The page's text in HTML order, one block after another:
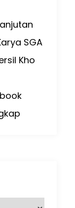
SGA
Kho